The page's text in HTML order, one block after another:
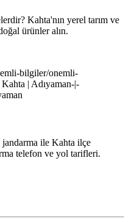
Kahta'nın yerel tarım ve
ürünler alın.
bilgiler/onemli-
| Adıyaman-|-
ile Kahta ilçe
telefon ve yol tarifleri.